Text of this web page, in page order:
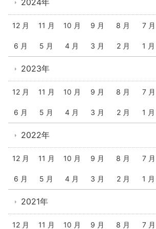
2024年
12 月 11 月 10 月 9 月 8 月 7 月
6 月 5 月 4 月 3 月 2 月 1 月
2023年
12 月 11 月 10 月 9 月 8 月 7 月
6 月 5 月 4 月 3 月 2 月 1 月
2022年
12 月 11 月 10 月 9 月 8 月 7 月
6 月 5 月 4 月 3 月 2 月 1 月
2021年
12 月 11 月 10 月 9 月 8 月 7 月